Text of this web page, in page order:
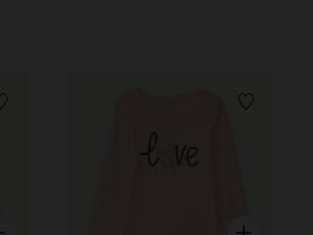
overzicht Snel